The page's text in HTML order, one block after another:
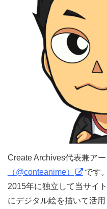
Create Archives代表兼ア
（@conteanime）
です
2015年に独立して当サイ
にデジタル絵を描いて活